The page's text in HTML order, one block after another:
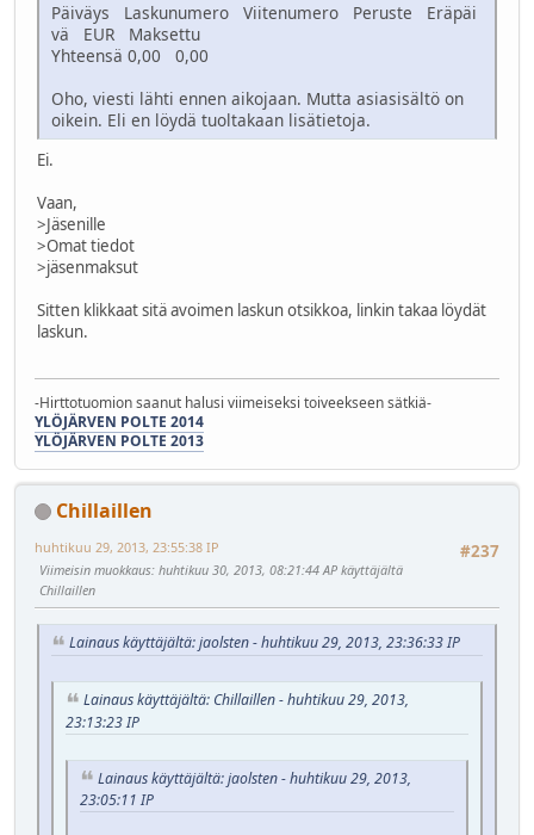
Päiväys Laskunumero Viitenumero Peruste Eräpäi
vä EUR Maksettu
Yhteensä 0,00 0,00
Oho, viesti lähti ennen aikojaan. Mutta asiasisältö on
oikein. Eli en löydä tuoltakaan lisätietoja.
Ei.
Vaan,
>Jäsenille
>Omat tiedot
>jäsenmaksut
Sitten klikkaat sitä avoimen laskun otsikkoa, linkin takaa löydät
laskun.
-Hirttotuomion saanut halusi viimeiseksi toiveekseen sätkiä-
YLÖJÄRVEN POLTE 2014
YLÖJÄRVEN POLTE 2013
Chillaillen
#237
huhtikuu 29, 2013, 23:55:38 IP
Viimeisin muokkaus: huhtikuu 30, 2013, 08:21:44 AP käyttäjältä
Chillaillen
Lainaus käyttäjältä: jaolsten - huhtikuu 29, 2013, 23:36:33 IP
Lainaus käyttäjältä: Chillaillen - huhtikuu 29, 2013,
23:13:23 IP
Lainaus käyttäjältä: jaolsten - huhtikuu 29, 2013,
23:05:11 IP